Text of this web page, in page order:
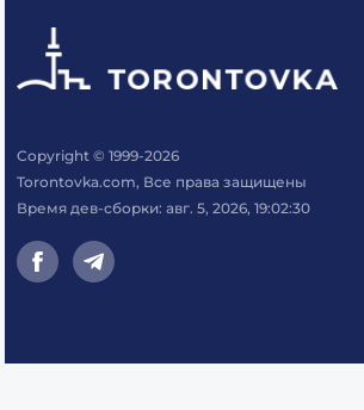
Copyright © 1999-2026
Torontovka.com, Все права защищены
Время дев-сборки: авг. 5, 2026, 19:02:30